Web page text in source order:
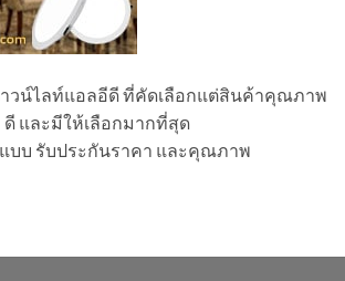
วน์ไลท์แอลอีดี ที่คัดเลือกแต่สินค้าคุณภาพ
ดี และมีให้เลือกมากที่สุด
บบ รับประกันราคา และคุณภาพ